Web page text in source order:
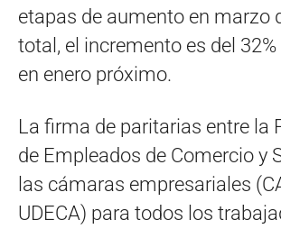
etapas de aumento en marzo
total, el incremento es del
en enero próximo.
La firma de paritarias entre la
de Empleados de Comercio y
las cámaras empresariales
UDECA) para todos los